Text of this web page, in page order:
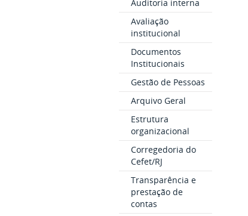
Auditoria interna
Avaliação
institucional
Documentos
Institucionais
Gestão de Pessoas
Arquivo Geral
Estrutura
organizacional
Corregedoria do
Cefet/RJ
Transparência e
prestação de
contas